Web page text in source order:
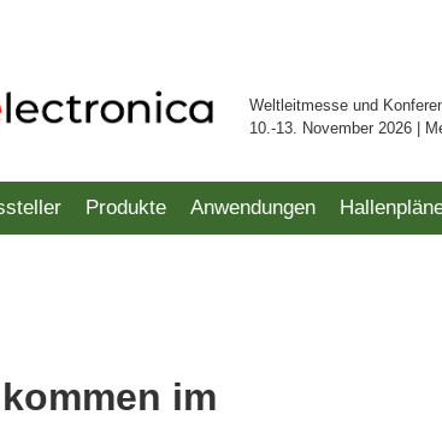
Weltleitmesse und
10.-13. November 2026 |
Produkte Anwendungen
im